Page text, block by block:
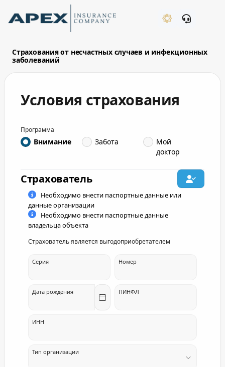
Skip to Main Content
Страхования от несчастных случаев и инфекционных
заболеваний
Условия страхования
Программа
Внимание Забота
Мой
доктор
Страхователь
Необходимо внести паспортные данные или
данные организации
Необходимо внести паспортные данные
владельца объекта
Страхователь является выгодоприобретателем
Серия Номер
Дата рождения ПИНФЛ
ИНН
Тип организации
New
What's New
owner_list_type
benef_list_type